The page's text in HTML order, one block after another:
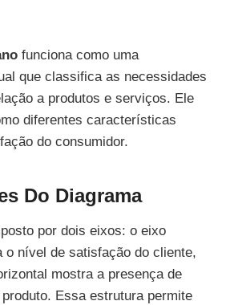
funciona como uma
que classifica as necessidades
a produtos e serviços. Ele
diferentes características
do consumidor.
Do Diagrama
por dois eixos: o eixo
o nível de satisfação do cliente,
mostra a presença de
Essa estrutura permite